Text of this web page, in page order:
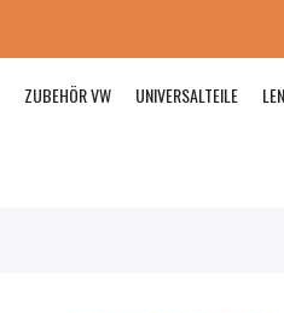
ZUBEHÖR VW UNIVERSALTEILE